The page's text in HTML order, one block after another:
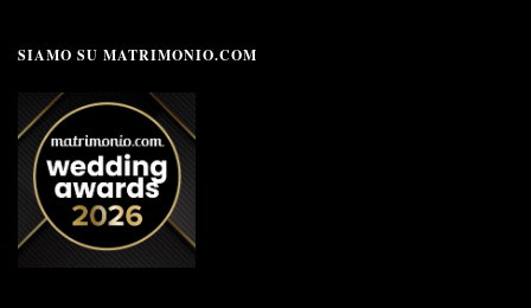
SIAMO SU MATRIMONIO.COM